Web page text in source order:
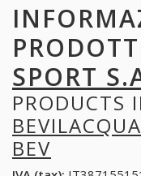
SPORT
PRODUCTS
BEV